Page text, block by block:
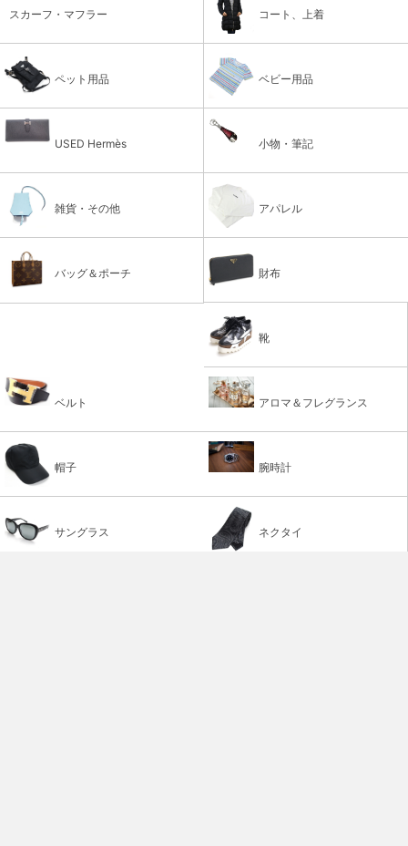
スカーフ・マフラー コート、上着
ペット用品 ベビー用品
USED Hermès 小物・筆記
雑貨・その他 アパレル
バッグ＆ポーチ 財布
靴
ベルト アロマ＆フレグランス
帽子 腕時計
サングラス ネクタイ